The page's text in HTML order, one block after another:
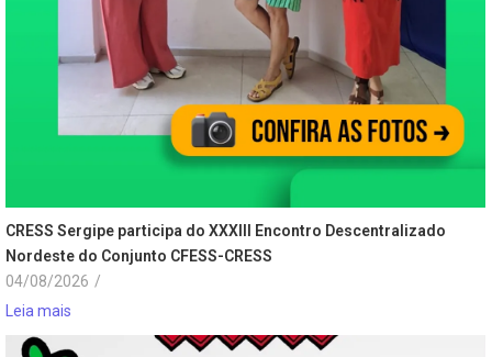
CRESS Sergipe participa do XXXIII Encontro Descentralizado
Nordeste do Conjunto CFESS-CRESS
04/08/2026 /
Leia mais